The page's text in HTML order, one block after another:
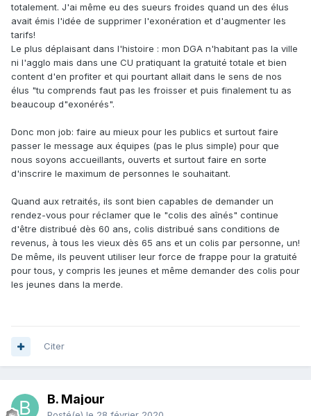
totalement. J'ai même eu des sueurs froides quand un des élus
avait émis l'idée de supprimer l'exonération et d'augmenter les
tarifs!
Le plus déplaisant dans l'histoire : mon DGA n'habitant pas la ville
ni l'agglo mais dans une CU pratiquant la gratuité totale et bien
content d'en profiter et qui pourtant allait dans le sens de nos
élus "tu comprends faut pas les froisser et puis finalement tu as
beaucoup d"exonérés".
Donc mon job: faire au mieux pour les publics et surtout faire
passer le message aux équipes (pas le plus simple) pour que
nous soyons accueillants, ouverts et surtout faire en sorte
d'inscrire le maximum de personnes le souhaitant.
Quand aux retraités, ils sont bien capables de demander un
rendez-vous pour réclamer que le "colis des aînés" continue
d'être distribué dès 60 ans, colis distribué sans conditions de
revenus, à tous les vieux dès 65 ans et un colis par personne, un!
De même, ils peuvent utiliser leur force de frappe pour la gratuité
pour tous, y compris les jeunes et même demander des colis pour
les jeunes dans la merde.
Citer
B. Majour